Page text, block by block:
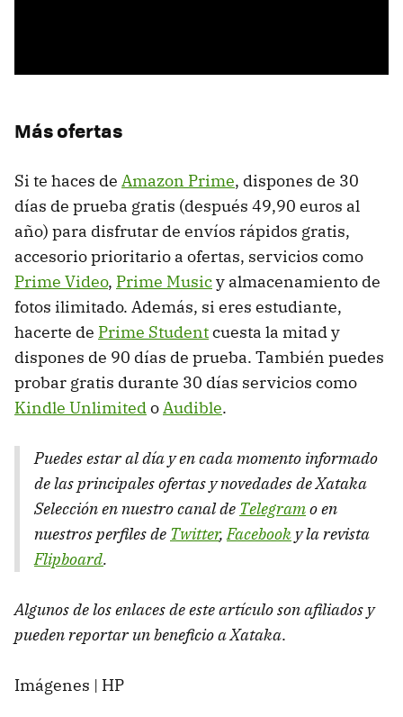
Más ofertas
Si te haces de Amazon Prime, dispones de 30
días de prueba gratis (después 49,90 euros al
año) para disfrutar de envíos rápidos gratis,
accesorio prioritario a ofertas, servicios como
Prime Video, Prime Musicy almacenamiento de
fotos ilimitado. Además, si eres estudiante,
hacerte de Prime Studentcuesta la mitad y
dispones de 90 días de prueba. También puedes
probar gratis durante 30 días servicios como
Kindle UnlimitedoAudible.
Puedes estar al día y en cada momento informado
de las principales ofertas y novedades de Xataka
Selección en nuestro canal de Telegramo en
nuestros perfiles de Twitter,Facebook y la revista
Flipboard.
Algunos de los enlaces de este artículo son afiliados y
pueden reportar un beneficio a Xataka.
Imágenes | HP